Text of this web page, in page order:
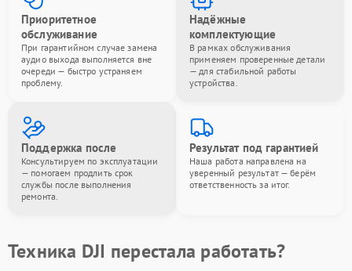
Приоритетное
обслуживание
При гарантийном случае замена
аудио выхода выполняется вне
очереди — быстро устраняем
проблему.
Надёжные
комплектующие
В рамках обслуживания
применяем проверенные детали
— для стабильной работы
устройства.
Поддержка после
Консультируем по эксплуатации
— помогаем продлить срок
службы после выполнения
ремонта.
Результат под гарантией
Наша работа направлена на
уверенный результат — берём
ответственность за итог.
Техника DJI перестала работать?